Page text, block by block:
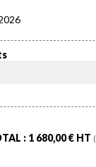
: 1 680,00€ HT (